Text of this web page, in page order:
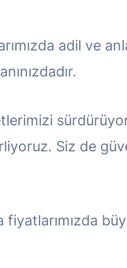
adil ve
Siz de
fiyatlarımızda